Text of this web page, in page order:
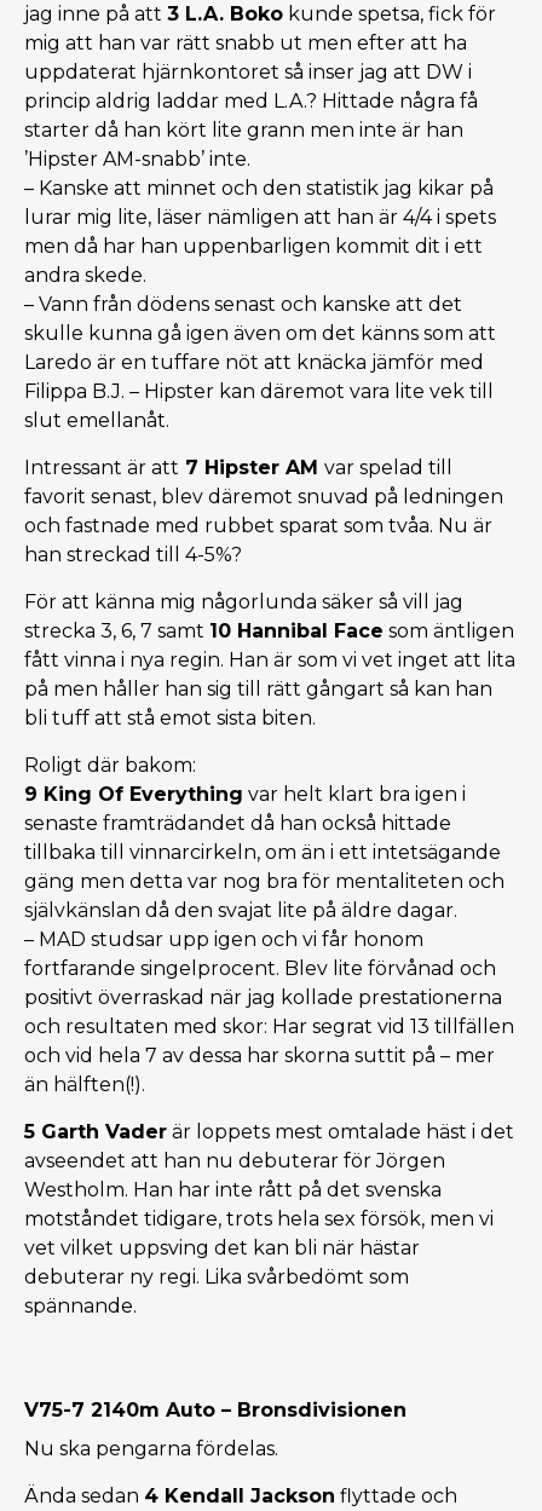
jag inne på att 3 L.A. Boko kunde spetsa, fick för
mig att han var rätt snabb ut men efter att ha
uppdaterat hjärnkontoret så inser jag att DW i
princip aldrig laddar med L.A.? Hittade några få
starter då han kört lite grann men inte är han
’Hipster AM-snabb’ inte.
– Kanske att minnet och den statistik jag kikar på
lurar mig lite, läser nämligen att han är 4/4 i spets
men då har han uppenbarligen kommit dit i ett
andra skede.
– Vann från dödens senast och kanske att det
skulle kunna gå igen även om det känns som att
Laredo är en tuffare nöt att knäcka jämför med
Filippa B.J. – Hipster kan däremot vara lite vek till
slut emellanåt.
Intressant är att 7 Hipster AM var spelad till
favorit senast, blev däremot snuvad på ledningen
och fastnade med rubbet sparat som tvåa. Nu är
han streckad till 4-5%?
För att känna mig någorlunda säker så vill jag
strecka 3, 6, 7 samt 10 Hannibal Face som äntligen
fått vinna i nya regin. Han är som vi vet inget att lita
på men håller han sig till rätt gångart så kan han
bli tuff att stå emot sista biten.
Roligt där bakom:
9 King Of Everything var helt klart bra igen i
senaste framträdandet då han också hittade
tillbaka till vinnarcirkeln, om än i ett intetsägande
gäng men detta var nog bra för mentaliteten och
självkänslan då den svajat lite på äldre dagar.
– MAD studsar upp igen och vi får honom
fortfarande singelprocent. Blev lite förvånad och
positivt överraskad när jag kollade prestationerna
och resultaten med skor: Har segrat vid 13 tillfällen
och vid hela 7 av dessa har skorna suttit på – mer
än hälften(!).
5 Garth Vader är loppets mest omtalade häst i det
avseendet att han nu debuterar för Jörgen
Westholm. Han har inte rått på det svenska
motståndet tidigare, trots hela sex försök, men vi
vet vilket uppsving det kan bli när hästar
debuterar ny regi. Lika svårbedömt som
spännande.
V75-7 2140m Auto – Bronsdivisionen
Nu ska pengarna fördelas.
Ända sedan 4 Kendall Jackson flyttade och